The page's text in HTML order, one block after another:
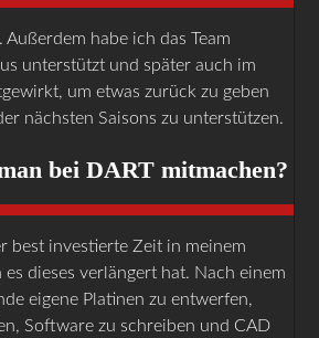
habe ich das Team
unterstützt und später auch im
um etwas zurück zu geben
nächsten Saisons zu unterstützen.
bei DART mitmachen?
best investierte Zeit in meinem
dieses verlängert hat. Nach einem
eigene Platinen zu entwerfen,
Software zu schreiben und CAD